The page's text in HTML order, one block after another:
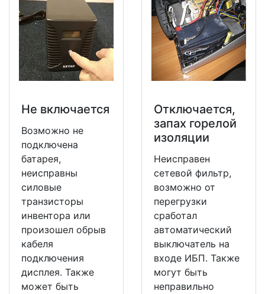
Не включается
Возможно не
подключена
батарея,
неисправны
силовые
транзисторы
инвентора или
произошел обрыв
кабеля
подключения
дисплея. Также
может быть
Отключается,
запах горелой
изоляции
Неисправен
сетевой фильтр,
возможно от
перегрузки
сработал
автоматический
выключатель на
входе ИБП. Также
могут быть
неправильно